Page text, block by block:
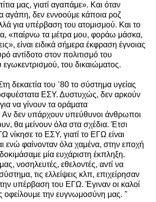
μας, γιατί αγαπάμε». Και όταν
αγάπη, δεν εννοούμε κάποια ροζ
για υπέρβαση του ατομισμού. Και το
«παίρνω τα μέτρα μου, φοράω μάσκα,
είναι ειδικά σήμερα έκφραση έγνοιας
αντίδοτο στον πολιτισμό του
εγωκεντρισμού, του δικαιώματος.
δεκαετία του ᾿80 το σύστημα υγείας
ΕΣΥ. Δυστυχώς, δεν αρκούν
να γίνουν τα οράματα
Αν δεν υπάρχουν υπεύθυνοι άνθρωποι
θα μείνουν όλα στα σχέδια. Έτσι
νίκησε το ΕΣΥ, γιατί το ΕΓΩ είναι
ενώ φαίνονταν όλα χαμένα, στην εποχή
μία ευχάριστη έκπληξη.
νοσηλευτές, εθελοντές, αντί να
τις ελλείψεις κλπ, επιχείρησαν
υπέρβαση του ΕΓΩ. Έγιναν οι καλοί
οφείλουμε την ευγνωμοσύνη μας. "